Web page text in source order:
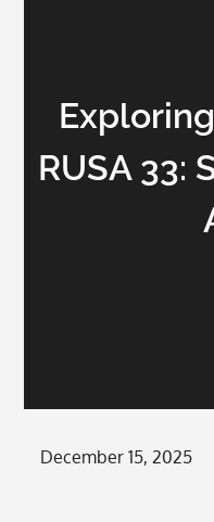
RUSA 33:
Posted
December 15, 2025